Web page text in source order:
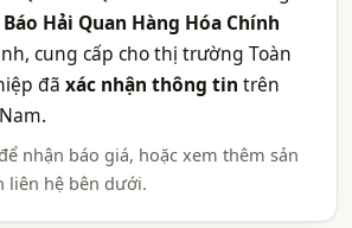
Hải Quan Hàng Hóa Chính
cung cấp cho thị trường Toàn
đã xác nhận thông tin trên
nhận báo giá, hoặc xem thêm sản
liên hệ bên dưới.